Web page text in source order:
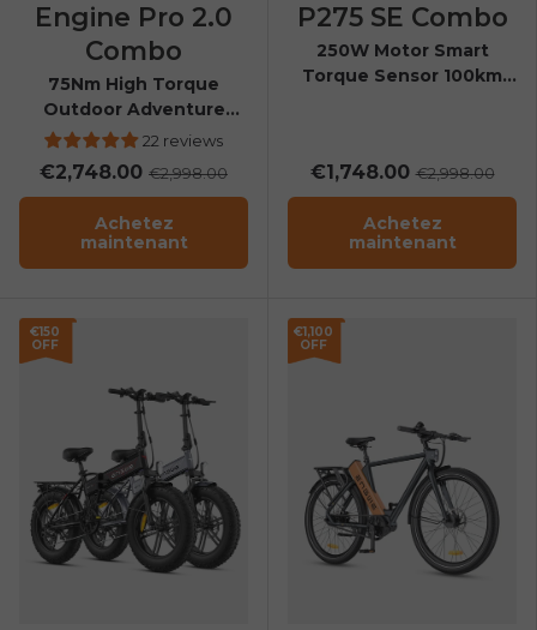
Engine Pro 2.0
Combo
75Nm High Torque
Outdoor Adventure
Folding E-bike
22 reviews
€2,748.00 €2,998.00
Achetez
maintenant
P275 SE Combo
250W Motor Smart
Torque Sensor 100km
€1,748.00€2,998.00
Achetez
maintenant
€150
OFF
€1,100
OFF